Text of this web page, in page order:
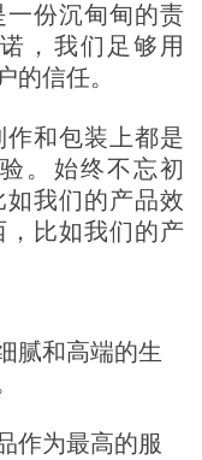
份沉甸甸的责
，我们足够用
的信任。
和包装上都是
。始终不忘初
我们的产品效
比如我们的产
腻和高端的生
作为最高的服